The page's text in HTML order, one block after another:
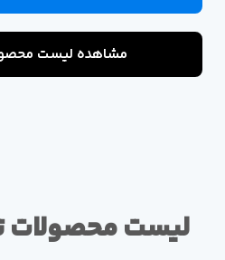
مشاهده لیست
لیست محصولات